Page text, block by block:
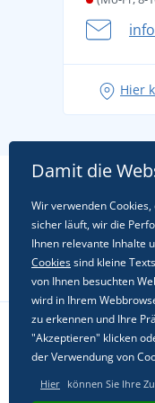
Hier
Folgen Sie
Damit die
Wir verwenden
sicher läuft, wir die
Ihnen relevante Inhalte
Cookiessind kleine
von Ihnen besuchten
wird in Ihrem
zu erkennen und Ihre
"Akzeptieren" klicken
der Verwendung von
Hier können Sie Ihre